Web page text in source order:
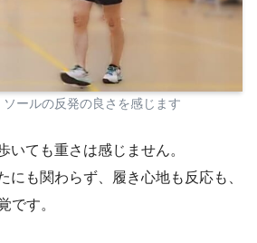
ールの反発の良さを感じます
いても重さは感じません。
にも関わらず、履き心地も反応も、
です。